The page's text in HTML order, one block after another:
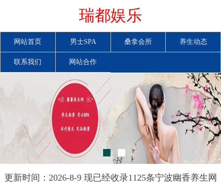
瑞都娱乐
网站首页 男士SPA 桑拿会所 养生动态
联系我们 网站合作
更新时间：2026-8-9 现已经收录1125条宁波幽香养生网